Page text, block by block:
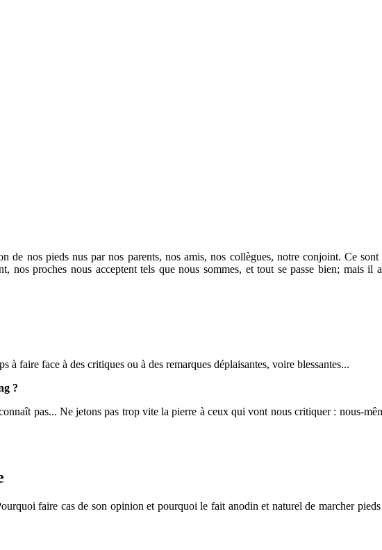
de nos pieds nus par nos parents, nos amis, nos collègues, notre conjoint. Ce
nos proches nous acceptent tels que nous sommes, et tout se passe bien; mais
à faire face à des critiques ou à des remarques déplaisantes, voire blessantes...
?
pas... Ne jetons pas trop vite la pierre à ceux qui vont nous critiquer : nous-
faire cas de son opinion et pourquoi le fait anodin et naturel de marcher